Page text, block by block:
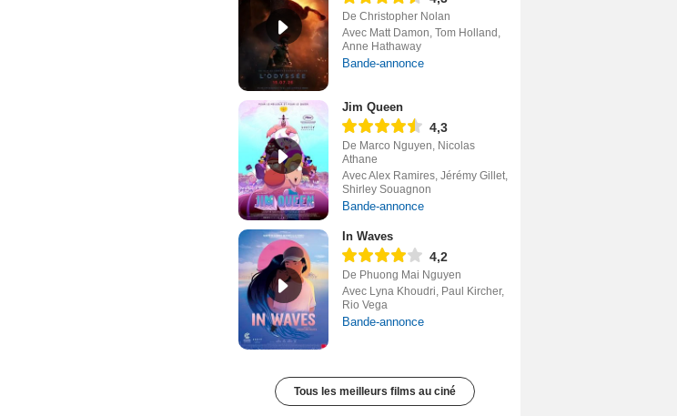
De Christopher Nolan
Avec Matt Damon, Tom Holland,
Anne Hathaway
Bande-annonce
Jim Queen
4,3
De Marco Nguyen, Nicolas
Athane
Avec Alex Ramires, Jérémy Gillet,
Shirley Souagnon
Bande-annonce
In Waves
4,2
De Phuong Mai Nguyen
Avec Lyna Khoudri, Paul Kircher,
Rio Vega
Bande-annonce
Tous les meilleurs films au ciné